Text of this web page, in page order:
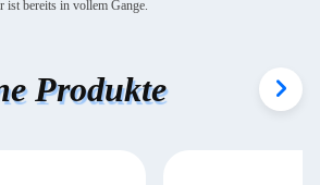
ist bereits in vollem Gange.
Produkte